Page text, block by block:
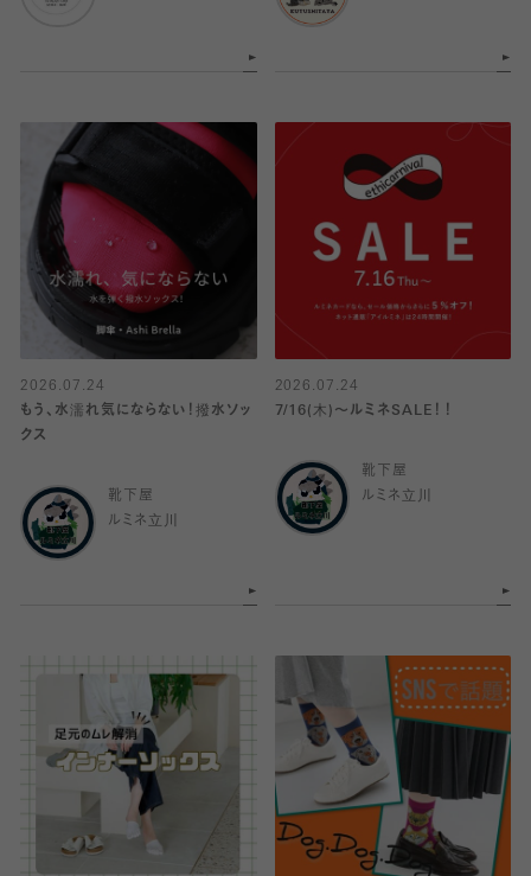
2026.07.24
もう、水濡れ気にならない！撥水ソッ
クス
靴下屋
ルミネ立川
2026.07.24
7/16(木)〜ルミネSALE！！
靴下屋
ルミネ立川